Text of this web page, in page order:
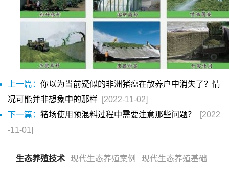
上一篇： 你以为当前疑似的非洲猪瘟在散养户中消失了？情
况可能并非想象中的那样 [2022-11-02]
下一篇： 猪场使用预混料过程中需要注意那些问题？
[2022
-11-01]
生态养殖技术 现代生态养殖案例
现代生态养殖基础